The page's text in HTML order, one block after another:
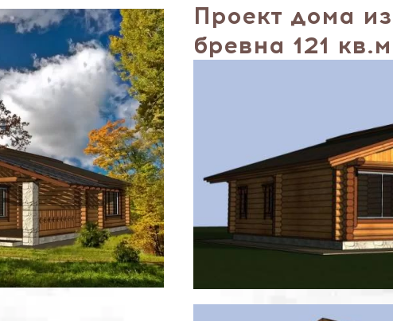
Проект дома
бревна 121